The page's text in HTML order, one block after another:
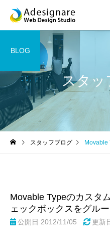
ホームページ制作
スタ
BLOG
スタッフブログ Movable Typeの
Movable Typeのカスタ
ェックボックスをグル
公開日 2012/11/05 更新